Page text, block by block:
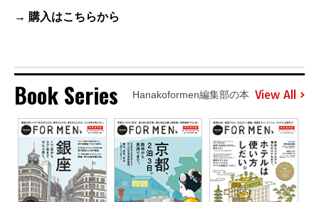
→ 購入はこちらから
Book Series Hanakoformen編集部の本 View All